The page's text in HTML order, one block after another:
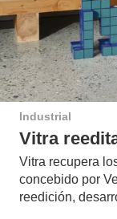
Industrial
Vitra
Vitra recupera
concebido por
reedición,